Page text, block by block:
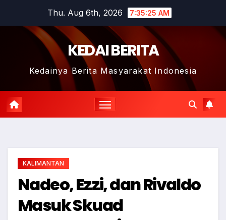
Thu. Aug 6th, 2026 7:35:26 AM
KEDAI BERITA
Kedainya Berita Masyarakat Indonesia
KALIMANTAN
Nadeo, Ezzi, dan Rivaldo
Masuk Skuad